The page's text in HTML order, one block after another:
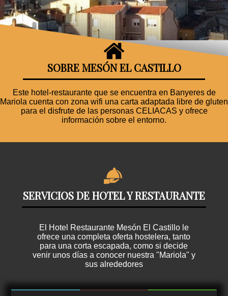
SOBRE MESÓN EL CASTILLO
Este hotel-restaurante que se encuentra en Banyeres de
Mariola cuenta con zona wifi una carta adaptada libre de gluten
para el disfrute de las personas CELIACAS y ofrece
información sobre el entorno.
SERVICIOS DE HOTEL Y RESTAURANTE
El Hotel Restaurante Mesón El Castillo le
ofrece una completa oferta hostelera, tanto
para una corta escapada, como si decide
venir unos días a conocer nuestra "Mariola" y
sus alrededores